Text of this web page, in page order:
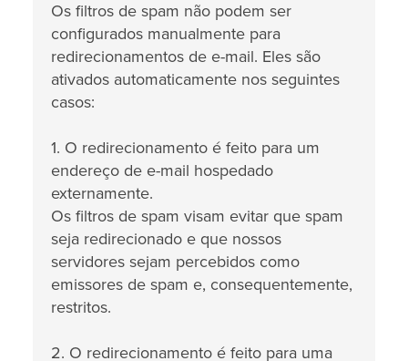
Os filtros de spam não podem ser
configurados manualmente para
redirecionamentos de e-mail. Eles são
ativados automaticamente nos seguintes
casos:
1. O redirecionamento é feito para um
endereço de e-mail hospedado
externamente.
Os filtros de spam visam evitar que spam
seja redirecionado e que nossos
servidores sejam percebidos como
emissores de spam e, consequentemente,
restritos.
2. O redirecionamento é feito para uma